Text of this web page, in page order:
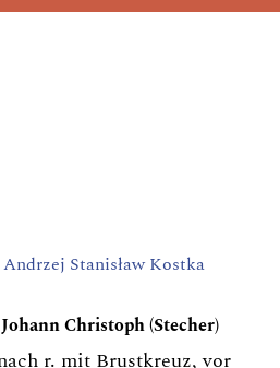
Andrzej Stanisław Kostka
Christoph (Stecher)
r. mit Brustkreuz, vor